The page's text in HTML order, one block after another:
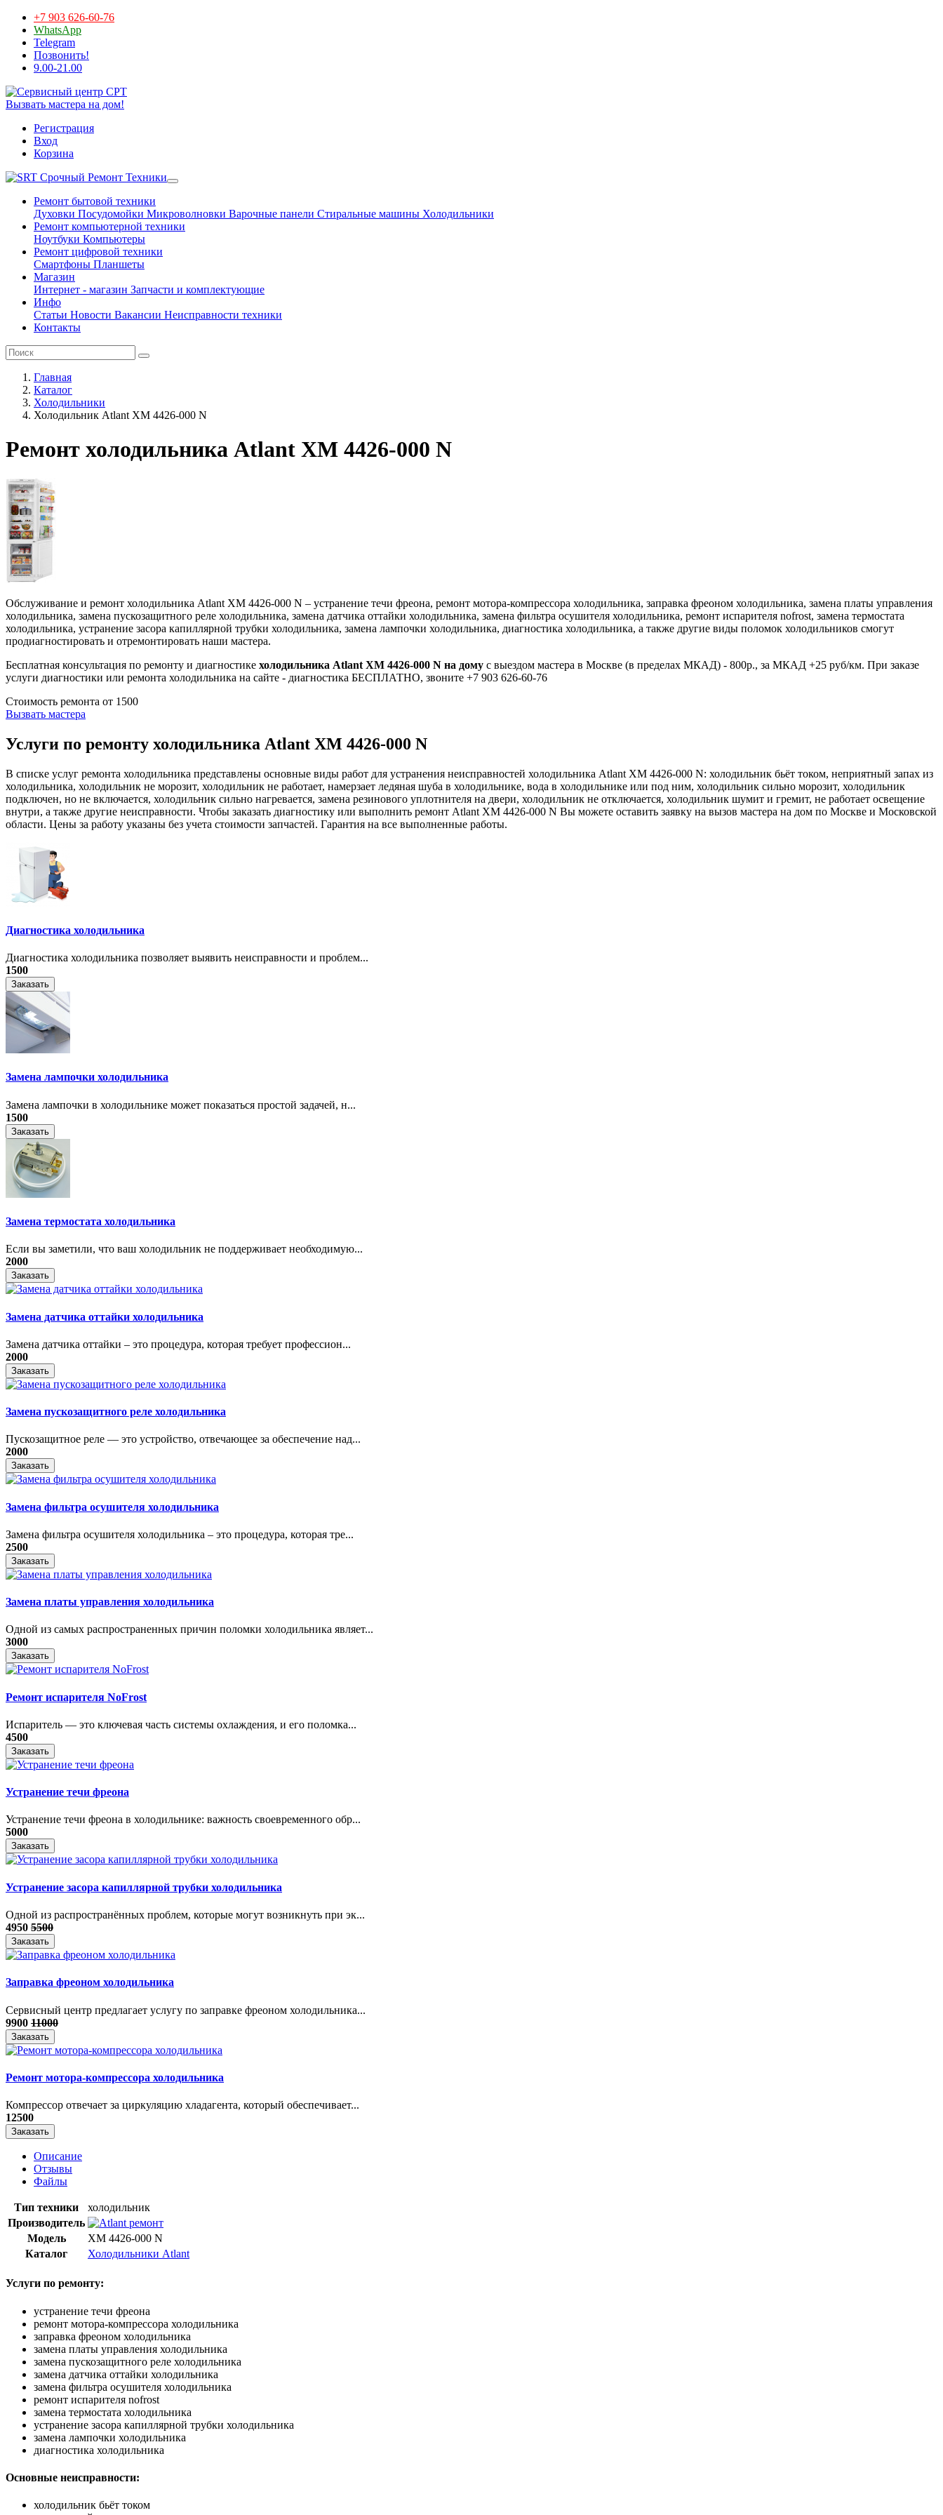
+7 903 626-60-76
WhatsApp
Telegram
Позвонить!
9.00-21.00
Вызвать мастера на дом!
Регистрация
Вход
Корзина
Срочный Ремонт Техники
Ремонт бытовой техники
Духовки Посудомойки Микроволновки Варочные панели Стиральные машины Холодильники
Ремонт компьютерной техники
Ноутбуки Компьютеры
Ремонт цифровой техники
Смартфоны Планшеты
Магазин
Интернет - магазин Запчасти и комплектующие
Инфо
Статьи Новости Вакансии Неисправности техники
Контакты
Главная
Каталог
Холодильники
Холодильник Atlant ХМ 4426-000 N
Ремонт холодильника Atlant ХМ 4426-000 N
Обслуживание и ремонт холодильника Atlant ХМ 4426-000 N – устранение течи фреона, ремонт мотора-компрессора холодильника, заправка фреоном холодильника, замена платы управления
холодильника, замена пускозащитного реле холодильника, замена датчика оттайки холодильника, замена фильтра осушителя холодильника, ремонт испарителя nofrost, замена термостата
холодильника, устранение засора капиллярной трубки холодильника, замена лампочки холодильника, диагностика холодильника, а также другие виды поломок холодильников смогут
продиагностировать и отремонтировать наши мастера.
Бесплатная консультация по ремонту и диагностике холодильника Atlant ХМ 4426-000 N на дому с выездом мастера в Москве (в пределах МКАД) - 800р., за МКАД +25 руб/км. При заказе
услуги диагностики или ремонта холодильника на сайте - диагностика БЕСПЛАТНО, звоните +7 903 626-60-76
Стоимость ремонта от 1500
Вызвать мастера
Услуги по ремонту холодильника Atlant ХМ 4426-000 N
В списке услуг ремонта холодильника представлены основные виды работ для устранения неисправностей холодильника Atlant ХМ 4426-000 N: холодильник бьёт током, неприятный запах из
холодильника, холодильник не морозит, холодильник не работает, намерзает ледяная шуба в холодильнике, вода в холодильнике или под ним, холодильник сильно морозит, холодильник
подключен, но не включается, холодильник сильно нагревается, замена резинового уплотнителя на двери, холодильник не отключается, холодильник шумит и гремит, не работает освещение
внутри, а также другие неисправности. Чтобы заказать диагностику или выполнить ремонт Atlant ХМ 4426-000 N Вы можете оставить заявку на вызов мастера на дом по Москве и Московской
области. Цены за работу указаны без учета стоимости запчастей. Гарантия на все выполненные работы.
Диагностика холодильника
Диагностика холодильника позволяет выявить неисправности и проблем...
1500
Заказать
Замена лампочки холодильника
Замена лампочки в холодильнике может показаться простой задачей, н...
1500
Заказать
Замена термостата холодильника
Если вы заметили, что ваш холодильник не поддерживает необходимую...
2000
Заказать
Замена датчика оттайки холодильника
Замена датчика оттайки – это процедура, которая требует профессион...
2000
Заказать
Замена пускозащитного реле холодильника
Пускозащитное реле — это устройство, отвечающее за обеспечение над...
2000
Заказать
Замена фильтра осушителя холодильника
Замена фильтра осушителя холодильника – это процедура, которая тре...
2500
Заказать
Замена платы управления холодильника
Одной из самых распространенных причин поломки холодильника являет...
3000
Заказать
Ремонт испарителя NoFrost
Испаритель — это ключевая часть системы охлаждения, и его поломка...
4500
Заказать
Устранение течи фреона
Устранение течи фреона в холодильнике: важность своевременного обр...
5000
Заказать
Устранение засора капиллярной трубки холодильника
Одной из распространённых проблем, которые могут возникнуть при эк...
4950 5500
Заказать
Заправка фреоном холодильника
Сервисный центр предлагает услугу по заправке фреоном холодильника...
9900 11000
Заказать
Ремонт мотора-компрессора холодильника
Компрессор отвечает за циркуляцию хладагента, который обеспечивает...
12500
Заказать
Описание
Отзывы
Файлы
Тип техники
холодильник
Производитель
Модель
ХМ 4426-000 N
Каталог
Холодильники Atlant
Услуги по ремонту:
устранение течи фреона
ремонт мотора-компрессора холодильника
заправка фреоном холодильника
замена платы управления холодильника
замена пускозащитного реле холодильника
замена датчика оттайки холодильника
замена фильтра осушителя холодильника
ремонт испарителя nofrost
замена термостата холодильника
устранение засора капиллярной трубки холодильника
замена лампочки холодильника
диагностика холодильника
Основные неисправности:
холодильник бьёт током